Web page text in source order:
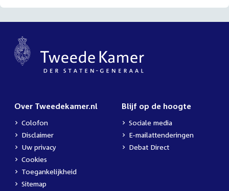
Over Tweedekamer.nl
Colofon
Disclaimer
Uw privacy
Cookies
Toegankelijkheid
Sitemap
Blijf op de hoogte
Sociale media
E-mailattenderingen
Debat Direct